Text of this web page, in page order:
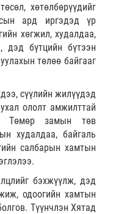
хөтөлбөрүүдийг
ард иргэдэд үр
хөгжил, худалдаа,
дэд бүтцийн бүтээн
төлөө байгааг
сүүлийн жилүүдэд
ололт амжилттай
Төмөр замын төв
худалдаа, байгаль
салбарын хамтын
бэхжүүлж, дэд
одоогийн хамтын
Түүнчлэн Хятад